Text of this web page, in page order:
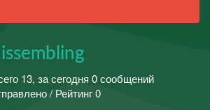
13, за сегодня 0 сообщений
/ Рейтинг 0